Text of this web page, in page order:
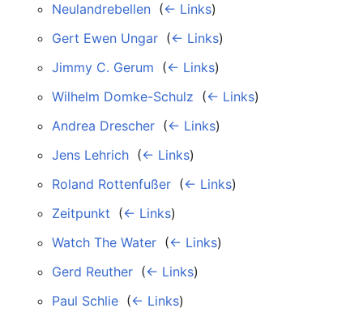
Neulandrebellen (← Links)
Gert Ewen Ungar (← Links)
Jimmy C. Gerum (← Links)
Wilhelm Domke-Schulz (← Links)
Andrea Drescher (← Links)
Jens Lehrich (← Links)
Roland Rottenfußer (← Links)
Zeitpunkt (← Links)
Watch The Water (← Links)
Gerd Reuther (← Links)
Paul Schlie (← Links)